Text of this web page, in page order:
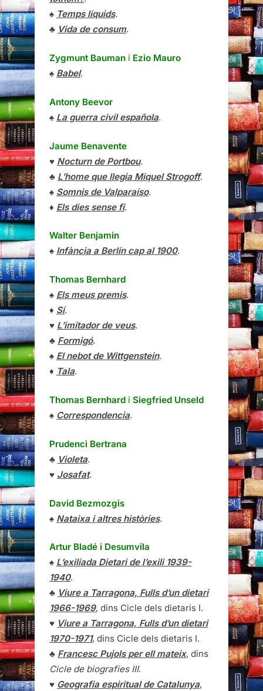
♠ Temps líquids.
♣ Vida de consum.
Zygmunt Bauman i Ezio Mauro
♠ Babel.
Antony Beevor
♠ La guerra civil española.
Jaume Benavente
♥ Nocturn de Portbou.
♣ L’home que llegia Miquel Strogoff.
♠ Somnis de Valparaíso.
♦ Els dies sense fi.
Walter Benjamin
♠ Infància a Berlín cap al 1900.
Thomas Bernhard
♠ Els meus premis.
♦ Sí.
♥ L’imitador de veus.
♣ Formigó.
♠ El nebot de Wittgenstein.
♦ Tala.
Thomas Bernhard i Siegfried Unseld
♠ Correspondencia.
Prudenci Bertrana
♣ Violeta.
♥ Josafat.
David Bezmozgis
♠ Nataixa i altres històries.
Artur Bladé i Desumvila
♠ L’exiliada Dietari de l’exili 1939-
1940.
♣ Viure a Tarragona, Fulls d’un dietari
1966-1969, dins Cicle dels dietaris I.
♥ Viure a Tarragona, Fulls d’un dietari
1970-1971, dins Cicle dels dietaris I.
♣ Francesc Pujols per ell mateix, dins
Cicle de biografies III.
♥ Geografia espiritual de Catalunya,